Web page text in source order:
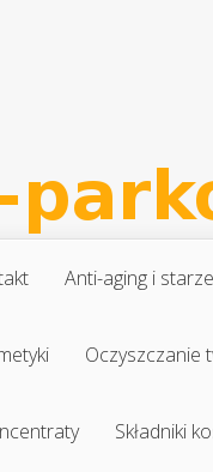
Anti-aging i
Oczyszczanie
Składniki